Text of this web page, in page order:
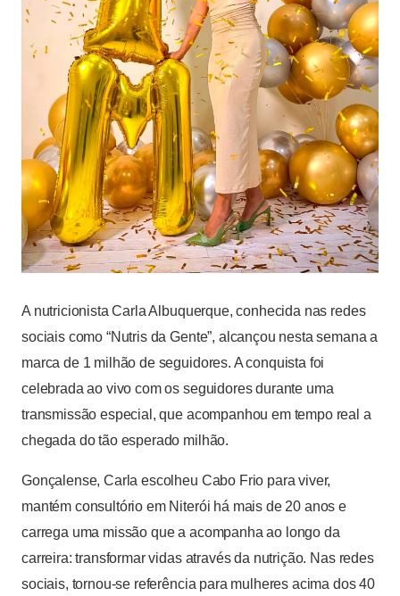
A nutricionista Carla Albuquerque, conhecida nas redes
sociais como “Nutris da Gente”, alcançou nesta semana a
marca de 1 milhão de seguidores. A conquista foi
celebrada ao vivo com os seguidores durante uma
transmissão especial, que acompanhou em tempo real a
chegada do tão esperado milhão.
Gonçalense, Carla escolheu Cabo Frio para viver,
mantém consultório em Niterói há mais de 20 anos e
carrega uma missão que a acompanha ao longo da
carreira: transformar vidas através da nutrição. Nas redes
sociais, tornou-se referência para mulheres acima dos 40